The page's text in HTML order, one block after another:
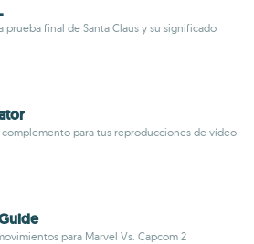
prueba final de Santa Claus y su significado
para tus reproducciones de vídeo
para Marvel Vs. Capcom 2